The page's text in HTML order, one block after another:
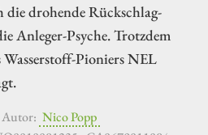
drohende Rückschlag-
Anleger-Psyche. Trotzdem
Pioniers NEL
Autor: Nico Popp